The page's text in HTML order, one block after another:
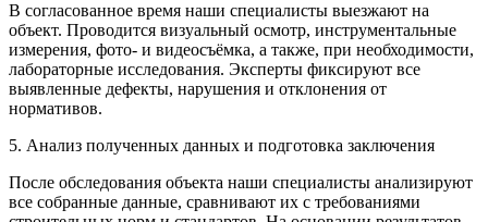
В согласованное время наши специалисты выезжают на
объект. Проводится визуальный осмотр, инструментальные
измерения, фото- и видеосъёмка, а также, при необходимости,
лабораторные исследования. Эксперты фиксируют все
выявленные дефекты, нарушения и отклонения от
нормативов.
5. Анализ полученных данных и подготовка заключения
После обследования объекта наши специалисты анализируют
все собранные данные, сравнивают их с требованиями